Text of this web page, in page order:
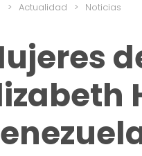
> Actualidad > Noticias